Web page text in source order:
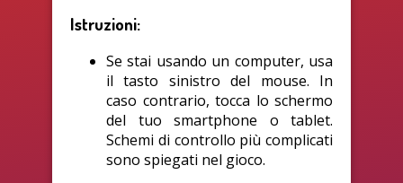
Istruzioni:
Se stai usando un computer, usa
il tasto sinistro del mouse. In
caso contrario, tocca lo schermo
del tuo smartphone o tablet.
Schemi di controllo più complicati
sono spiegati nel gioco.